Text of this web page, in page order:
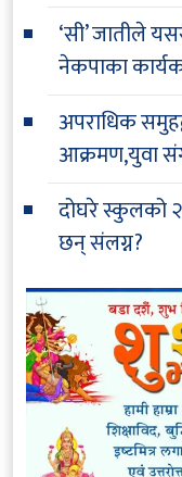
‘सी’ जातीले
नेकपाका
अपराधिक
आक्रमण,युवा
दोघरे स्कुलको २
छन् संलग्न?